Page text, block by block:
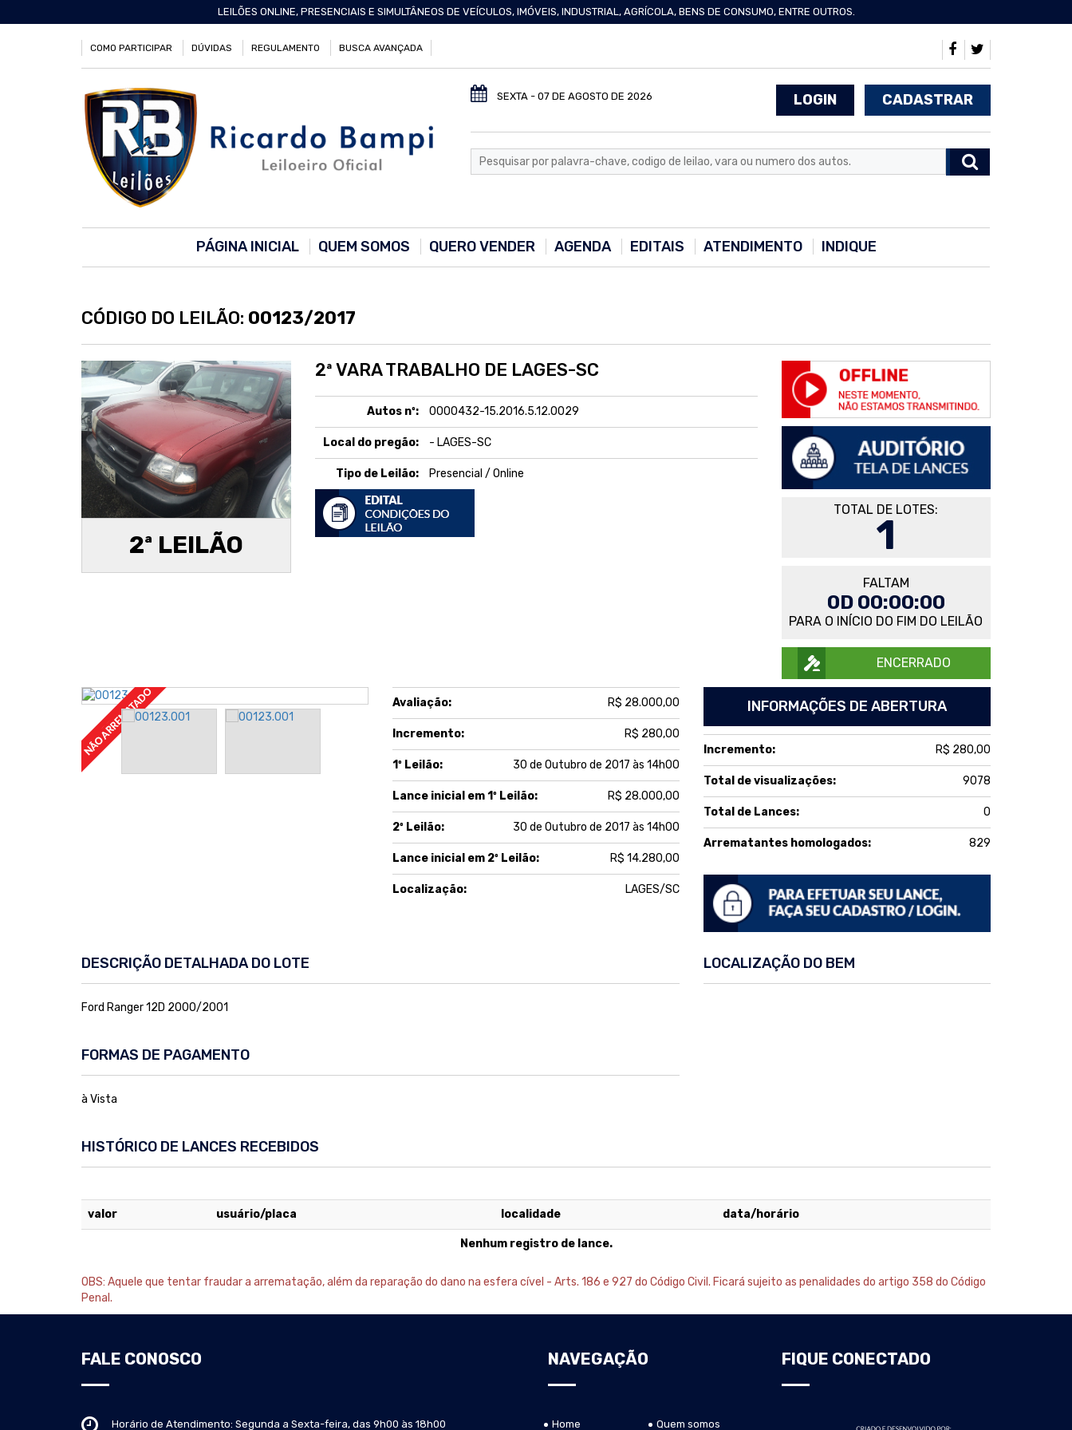
LEILÕES ONLINE, PRESENCIAIS E SIMULTÂNEOS DE VEÍCULOS, IMÓVEIS, INDUSTRIAL, AGRÍCOLA, BENS DE CONSUMO, ENTRE OUTROS.
COMO PARTICIPAR DÚVIDAS REGULAMENTO BUSCA AVANÇADA
SEXTA - 07 DE AGOSTO DE 2026 LOGIN CADASTRAR
PÁGINA INICIAL QUEM SOMOS QUERO VENDER AGENDA EDITAIS ATENDIMENTO INDIQUE
CÓDIGO DO LEILÃO: 00123/2017
2ª LEILÃO
2ª VARA TRABALHO DE LAGES-SC
Autos nº: 0000432-15.2016.5.12.0029
Local do pregão: - LAGES-SC
Tipo de Leilão: Presencial / Online
TOTAL DE LOTES:
1
FALTAM
0D 00:00:00
PARA O INÍCIO DO FIM DO LEILÃO
ENCERRADO
Avaliação: R$ 28.000,00
Incremento: R$ 280,00
1º Leilão: 30 de Outubro de 2017 às 14h00
Lance inicial em 1º Leilão: R$ 28.000,00
2º Leilão: 30 de Outubro de 2017 às 14h00
Lance inicial em 2º Leilão: R$ 14.280,00
Localização: LAGES/SC
INFORMAÇÕES DE ABERTURA
Incremento: R$ 280,00
Total de visualizações: 9078
Total de Lances: 0
Arrematantes homologados: 829
DESCRIÇÃO DETALHADA DO LOTE
Ford Ranger 12D 2000/2001
LOCALIZAÇÃO DO BEM
FORMAS DE PAGAMENTO
à Vista
HISTÓRICO DE LANCES RECEBIDOS
valor usuário/placa localidade data/horário
Nenhum registro de lance.
OBS: Aquele que tentar fraudar a arrematação, além da reparação do dano na esfera cível - Arts. 186 e 927 do Código Civil. Ficará sujeito as penalidades do artigo 358 do Código
Penal.
FALE CONOSCO
Horário de Atendimento: Segunda a Sexta-feira, das 9h00 às 18h00
NAVEGAÇÃO
Home Quem somos
FIQUE CONECTADO